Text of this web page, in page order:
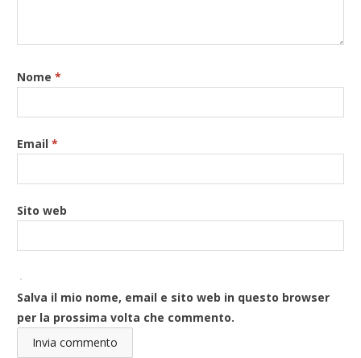
Nome*
Email*
Sito web
Salva il mio nome, email e sito web in questo browser
per la prossima volta che commento.